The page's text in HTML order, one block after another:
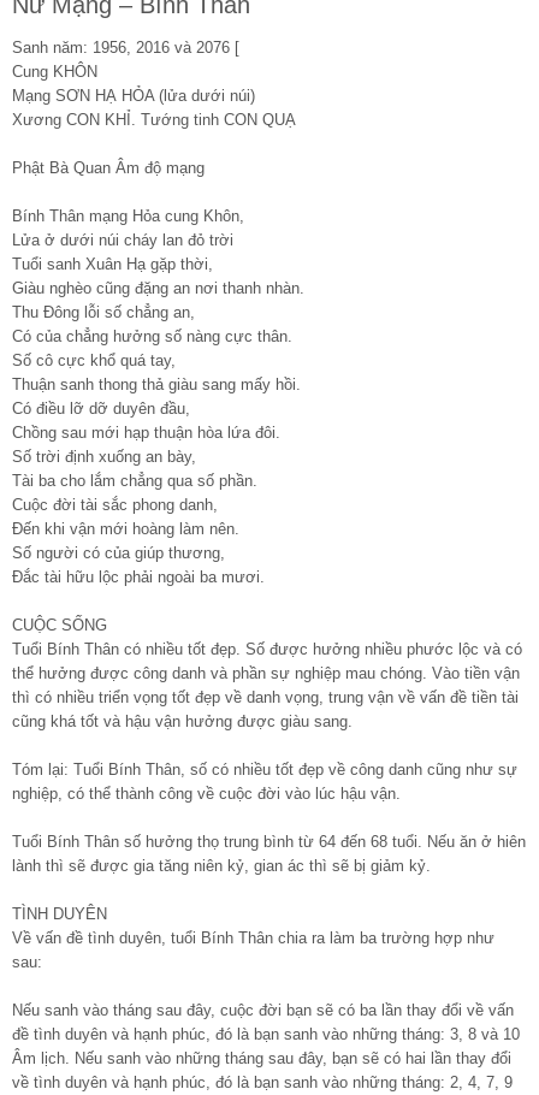
Sanh năm: 1956, 2016 và 2076 [
Cung KHÔN
Mạng SƠN HẠ HỎA (lửa dưới núi)
Xương CON KHỈ. Tướng tinh CON QUẠ
Phật Bà Quan Âm độ mạng
Bính Thân mạng Hỏa cung Khôn,
Lửa ở dưới núi cháy lan đỏ trời
Tuổi sanh Xuân Hạ gặp thời,
Giàu nghèo cũng đặng an nơi thanh nhàn.
Thu Đông lỗi số chẳng an,
Có của chẳng hưởng số nàng cực thân.
Số cô cực khổ quá tay,
Thuận sanh thong thả giàu sang mấy hồi.
Có điều lỡ dỡ duyên đầu,
Chồng sau mới hạp thuận hòa lứa đôi.
Số trời định xuống an bày,
Tài ba cho lắm chẳng qua số phần.
Cuộc đời tài sắc phong danh,
Đến khi vận mới hoàng làm nên.
Số người có của giúp thương,
Đắc tài hữu lộc phải ngoài ba mươi.
CUỘC SỐNG
Tuổi Bính Thân có nhiều tốt đẹp. Số được hưởng nhiều phước lộc và có
thể hưởng được công danh và phần sự nghiệp mau chóng. Vào tiền vận
thì có nhiều triển vọng tốt đẹp về danh vọng, trung vận về vấn đề tiền tài
cũng khá tốt và hậu vận hưởng được giàu sang.
Tóm lại: Tuổi Bính Thân, số có nhiều tốt đẹp về công danh cũng như sự
nghiệp, có thể thành công về cuộc đời vào lúc hậu vận.
Tuổi Bính Thân số hưởng thọ trung bình từ 64 đến 68 tuổi. Nếu ăn ở hiên
lành thì sẽ được gia tăng niên kỷ, gian ác thì sẽ bị giảm kỷ.
TÌNH DUYÊN
Về vấn đề tình duyên, tuổi Bính Thân chia ra làm ba trường hợp như
sau:
Nếu sanh vào tháng sau đây, cuộc đời bạn sẽ có ba lần thay đổi về vấn
đề tình duyên và hạnh phúc, đó là bạn sanh vào những tháng: 3, 8 và 10
Âm lịch. Nếu sanh vào những tháng sau đây, bạn sẽ có hai lần thay đổi
về tình duyên và hạnh phúc, đó là bạn sanh vào những tháng: 2, 4, 7, 9